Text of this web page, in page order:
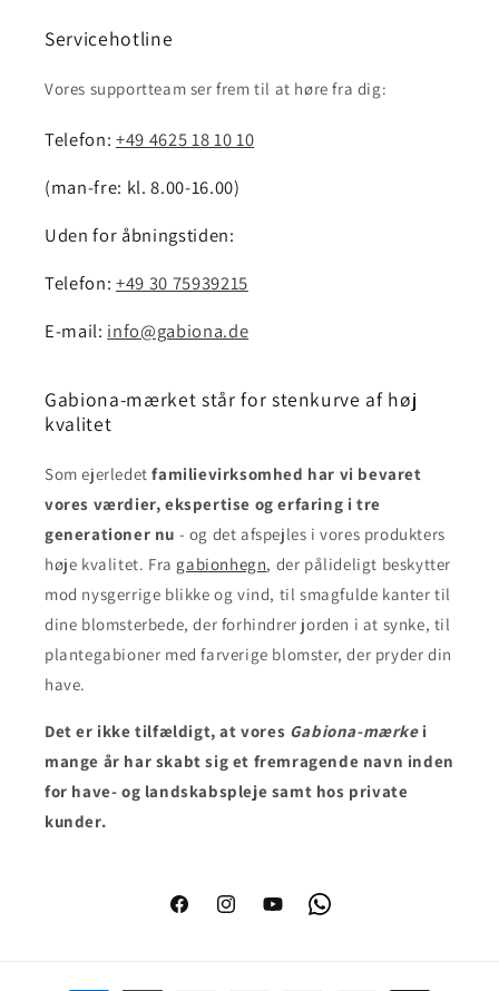
Servicehotline
Vores supportteam ser frem til at høre fra dig:
Telefon: +49 4625 18 10 10
(man-fre: kl. 8.00-16.00)
Uden for åbningstiden:
Telefon: +49 30 75939215
E-mail: info@gabiona.de
Gabiona-mærket står for stenkurve af høj
kvalitet
Som ejerledetfamilievirksomhed har vi bevaret
vores værdier, ekspertise og erfaring i tre
generationer nu - og det afspejles i vores produkters
høje kvalitet. Fra gabionhegn, der pålideligt beskytter
mod nysgerrige blikke og vind, til smagfulde kanter til
dine blomsterbede, der forhindrer jorden i at synke, til
plantegabioner med farverige blomster, der pryder din
have.
Det er ikke tilfældigt, at vores Gabiona-mærke i
mange år har skabt sig et fremragende navn inden
for have- og landskabspleje samt hos private
kunder.
FacebookInstagramYouTubeWhatsApp